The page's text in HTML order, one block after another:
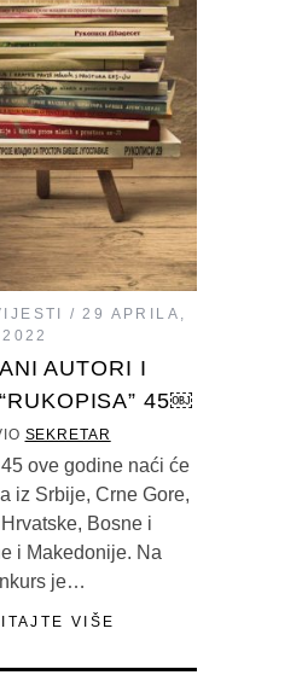
29 APRILA,
2022
AUTORI I
45￼
SEKRETAR
ove godine naći će
iz Srbije, Crne Gore,
Bosne i
i Makedonije. Na
je…
VIŠE